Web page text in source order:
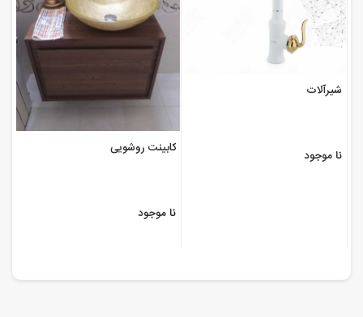
شیرآلات
نا موجود کابینت روشویی
نا موجود